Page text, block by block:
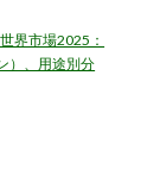
界市場2025：
）、用途別分